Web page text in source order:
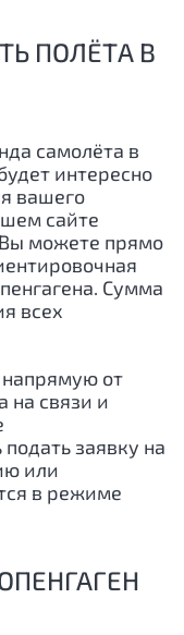
ПОЛЁТА В
самолёта в
интересно
вашего
сайте
можете прямо
Сумма
всех
от
на связи и
заявку на
или
в режиме